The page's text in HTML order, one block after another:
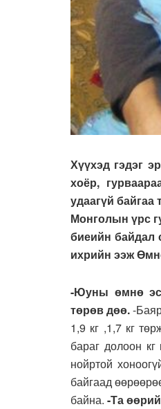
Хүүхэд гэдэг
хоёр,
удаагүй
Монголын үрс
биеийн байдал
ихрийн ээж
-Юуны өмнө
төрөв дөө.-
1,9 кг ,1,7 кг
бараг долоон кг
нойртой
байгаад
байна. -Та